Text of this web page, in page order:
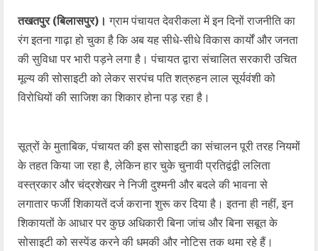
तखतपुर (बिलासपुर)। ग्राम पंचायत देवरीकला में इन दिनों राजनीति का
रंग इतना गाढ़ा हो चुका है कि अब यह सीधे-सीधे विकास कार्यों और जनता
की सुविधा पर भारी पड़ने लगा है। पंचायत द्वारा संचालित सरकारी उचित
मूल्य की सोसाइटी को लेकर सरपंच पति शत्रुहन लाल सूर्यवंशी को
विरोधियों की साजिश का शिकार होना पड़ रहा है।
सूत्रों के मुताबिक, पंचायत की इस सोसाइटी का संचालन पूरी तरह नियमों
के तहत किया जा रहा है, लेकिन हार चुके चुनावी प्रतिद्वंद्वी ललिता
वस्त्रकार और चंद्रशेखर ने निजी दुश्मनी और बदले की भावना से
लगातार फर्जी शिकायतें दर्ज कराना शुरू कर दिया है। इतना ही नहीं, इन
शिकायतों के आधार पर कुछ अधिकारी बिना जांच और बिना सबूत के
सोसाइटी को सस्पेंड करने की धमकी और नोटिस तक थमा रहे हैं।